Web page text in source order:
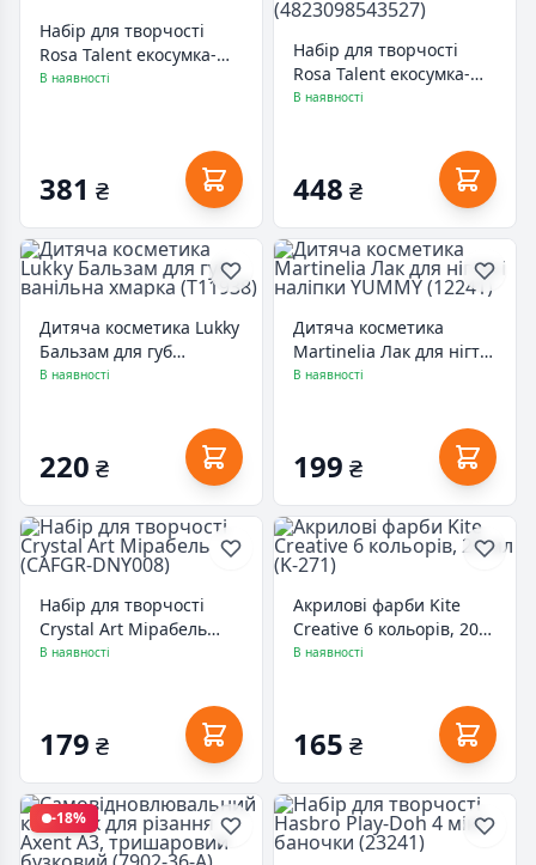
Набір для творчості
Rosa Talent екосумка-
розмальовка, Flowers,
В наявності
381 ₴
Набір для творчості
Rosa Talent екосумка-
розмальовка, Коти в
В наявності
448 ₴
Дитяча косметика Lukky
Бальзам для губ
ванільна хмарка
В наявності
220 ₴
Дитяча косметика
Martinelia Лак для нігтів
і наліпки YUMMY (12241)
В наявності
199 ₴
Набір для творчості
Crystal Art Мірабель
(CAFGR-DNY008)
В наявності
179 ₴
Акрилові фарби Kite
Creative 6 кольорів, 20
мл (K-271)
В наявності
165 ₴
-18%